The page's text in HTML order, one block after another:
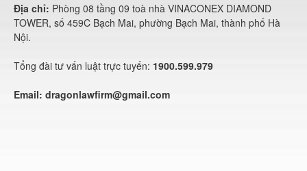
Địa chỉ: Phòng 08 tầng 09 toà nhà VINACONEX DIAMOND
TOWER, số 459C Bạch Mai, phường Bạch Mai, thành phố Hà
Nội.
Tổng đài tư vấn luật trực tuyến: 1900.599.979
Email: dragonlawfirm@gmail.com